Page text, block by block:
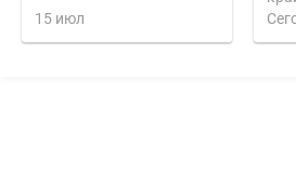
15 июл